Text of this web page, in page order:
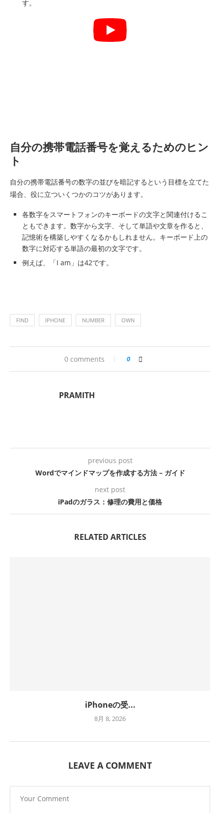
す。
自分の携帯電話番号を覚えるためのヒン
ト
自分の携帯電話番号の数字の並びを暗記するという目標を立てた
場合、役に立ついくつかのコツがあります。
各数字をスマートフォンのキーボードの文字と関連付けるこ
ともできます。数字から文字、そして単語や文章を作ると、
記憶術を構築しやすくなるかもしれません。キーボード上の
数字に対応する単語の最初の文字です。
例えば、「I am」は42です。
FIND IPHONE NUMBER OWN
0 comments 0
PRAMITH
previous post
Wordでマインドマップを作成する方法 – ガイド
next post
iPadのガラス：修理の費用と価格
RELATED ARTICLES
iPhoneの受...
8月 8, 2026
LEAVE A COMMENT